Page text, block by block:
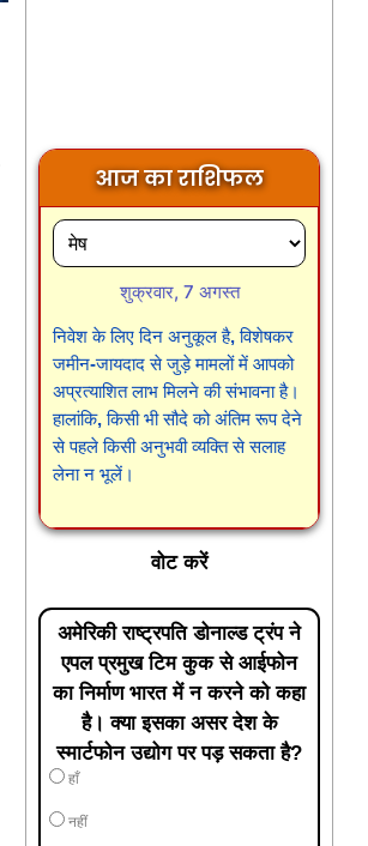
आज का राशिफल
शुक्रवार, 7 अगस्त
निवेश के लिए दिन अनुकूल है, विशेषकर
जमीन-जायदाद से जुड़े मामलों में आपको
अप्रत्याशित लाभ मिलने की संभावना है।
हालांकि, किसी भी सौदे को अंतिम रूप देने
से पहले किसी अनुभवी व्यक्ति से सलाह
लेना न भूलें।
वोट करें
अमेरिकी राष्ट्रपति डोनाल्ड ट्रंप ने
एपल प्रमुख टिम कुक से आईफोन
का निर्माण भारत में न करने को कहा
है। क्या इसका असर देश के
स्मार्टफोन उद्योग पर पड़ सकता है?
हाँ
नहीं